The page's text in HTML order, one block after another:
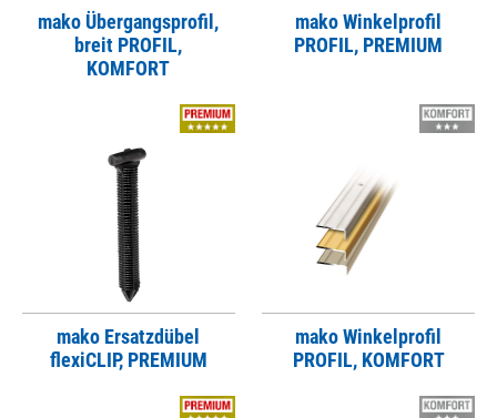
mako Übergangsprofil,
breit PROFIL,
KOMFORT
mako Winkelprofil
PROFIL, PREMIUM
mako Ersatzdübel
flexiCLIP, PREMIUM
mako Winkelprofil
PROFIL, KOMFORT